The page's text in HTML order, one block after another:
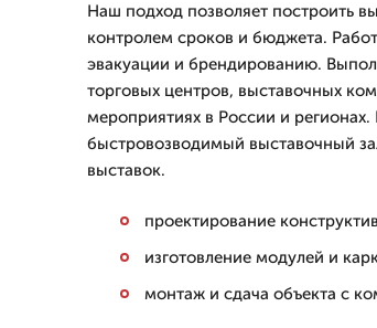
Наш подход позволяет построить
контролем сроков и бюджета.
эвакуации и брендированию.
торговых центров, выставочных
мероприятиях в России и
быстровозводимый выставочный
выставок.
проектирование
изготовление модулей и
монтаж и сдача объекта с